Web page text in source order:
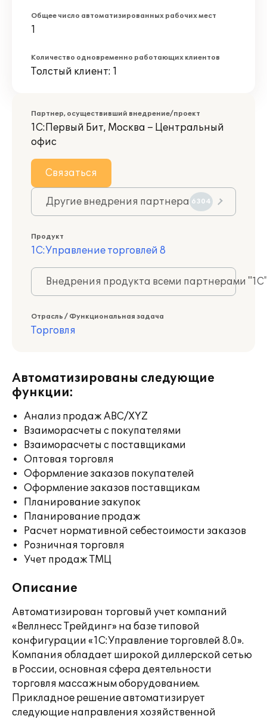
Общее число автоматизированных рабочих мест
1
Количество одновременно работающих клиентов
Толстый клиент: 1
Партнер, осуществивший внедрение/проект
1С:Первый Бит, Москва – Центральный
офис
Связаться
Другие внедрения партнера 6304
Продукт
1С:Управление торговлей 8
Внедрения продукта всеми партнерами
Отрасль / Функциональная задача
Торговля
Автоматизированы следующие
функции:
Анализ продаж ABC/XYZ
Взаиморасчеты с покупателями
Взаиморасчеты с поставщиками
Оптовая торговля
Оформление заказов покупателей
Оформление заказов поставщикам
Планирование закупок
Планирование продаж
Расчет нормативной себестоимости заказов
Розничная торговля
Учет продаж ТМЦ
Описание
Автоматизирован торговый учет компаний
«Веллнесс Трейдинг» на базе типовой
конфигурации «1С:Управление торговлей 8.0».
Компания обладает широкой диллерской сетью
в России, основная сфера деятельности
торговля массажным оборудованием.
Прикладное решение автоматизирует
следующие направления хозяйственной